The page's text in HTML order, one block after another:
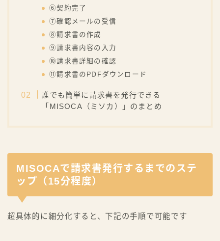
⑥契約完了
⑦確認メールの受信
⑧請求書の作成
⑨請求書内容の入力
⑩請求書詳細の確認
⑪請求書のPDFダウンロード
誰でも簡単に請求書を発行できる
「MISOCA（ミソカ）」のまとめ
MISOCAで請求書発行するまでのステ
ップ（15分程度）
超具体的に細分化すると、下記の手順で可能です